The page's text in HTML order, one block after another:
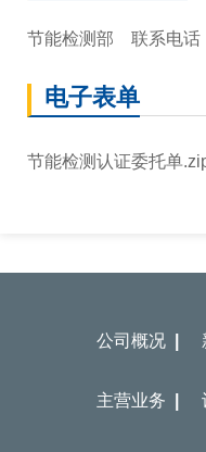
节能检测部 联系电话
电子表单
节能检测认证委托单
公司概况 |
主营业务 |